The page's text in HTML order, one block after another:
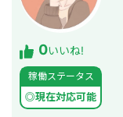
0いいね!
稼働ステータス
◎現在対応可能